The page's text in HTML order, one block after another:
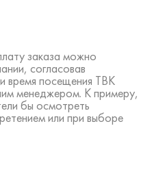
заказа можно
согласовав
время посещения ТВК
менеджером. К примеру,
бы осмотреть
или при выборе